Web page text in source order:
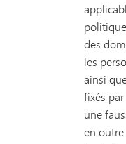
des
les
ainsi
fixés
une
en